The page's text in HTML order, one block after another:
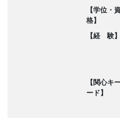
【学位・
格】
【経 験】
【関心キ
ード】